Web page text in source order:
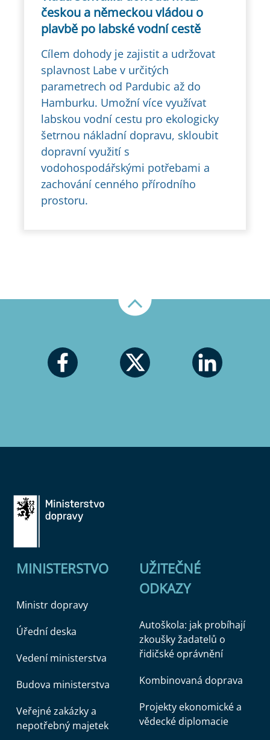
českou a německou vládou o
plavbě po labské vodní cestě
Cílem dohody je zajistit a udržovat
splavnost Labe v určitých
parametrech od Pardubic až do
Hamburku. Umožní více využívat
labskou vodní cestu pro ekologicky
šetrnou nákladní dopravu, skloubit
dopravní využití s
vodohospodářskými potřebami a
zachování cenného přírodního
prostoru.
MINISTERSTVO
Ministr dopravy
Úřední deska
Vedení ministerstva
Budova ministerstva
Veřejné zakázky a
nepotřebný majetek
UŽITEČNÉ
ODKAZY
Autoškola: jak probíhají
zkoušky žadatelů o
řidičské oprávnění
Kombinovaná doprava
Projekty ekonomické a
vědecké diplomacie